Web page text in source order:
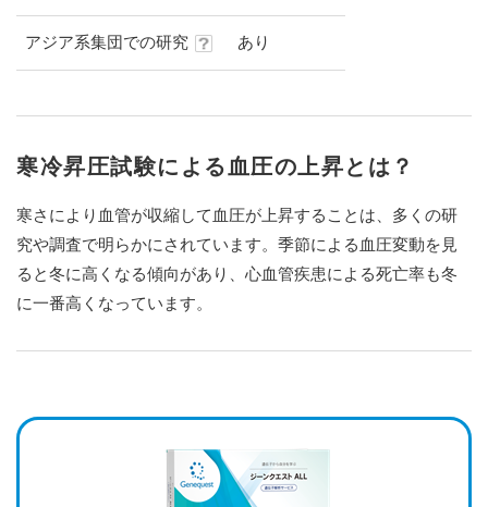
アジア系集団での研究 あり
寒冷昇圧試験による血圧の上昇とは？
寒さにより血管が収縮して血圧が上昇することは、多くの研
究や調査で明らかにされています。季節による血圧変動を見
ると冬に高くなる傾向があり、心血管疾患による死亡率も冬
に一番高くなっています。